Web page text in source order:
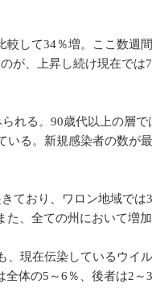
して34％増。ここ数週
が、上昇し続け現在で
れる。90歳代以上の層
る。新規感染者の数が
ており、ワロン地域で
、全ての州において増加
現在伝染しているウイ
体の5～6％、後者は2～3